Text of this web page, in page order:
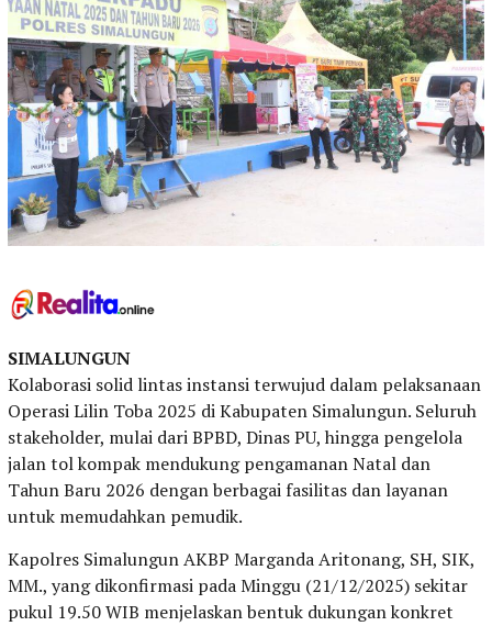
SIMALUNGUN
Kolaborasi solid lintas instansi terwujud dalam pelaksanaan
Operasi Lilin Toba 2025 di Kabupaten Simalungun. Seluruh
stakeholder, mulai dari BPBD, Dinas PU, hingga pengelola
jalan tol kompak mendukung pengamanan Natal dan
Tahun Baru 2026 dengan berbagai fasilitas dan layanan
untuk memudahkan pemudik.
Kapolres Simalungun AKBP Marganda Aritonang, SH, SIK,
MM., yang dikonfirmasi pada Minggu (21/12/2025) sekitar
pukul 19.50 WIB menjelaskan bentuk dukungan konkret